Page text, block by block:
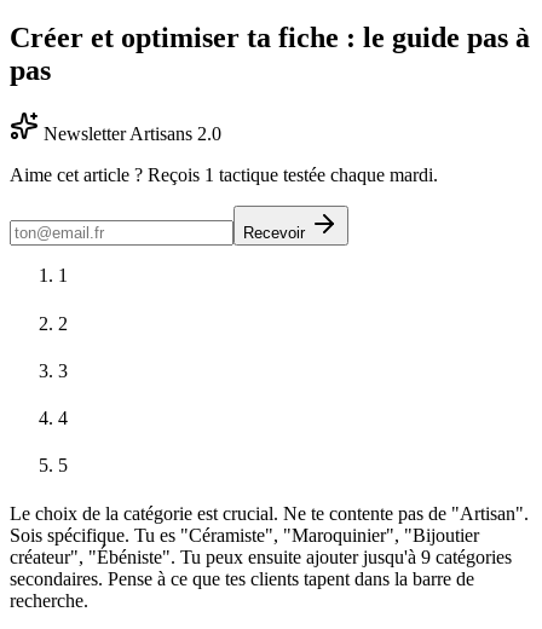
Créer et optimiser ta fiche : le guide pas à
pas
Newsletter Artisans 2.0
Aime cet article ? Reçois 1 tactique testée chaque mardi.
Recevoir
1
2
3
4
5
Le choix de la catégorie est crucial. Ne te contente pas de "Artisan".
Sois spécifique. Tu es "Céramiste", "Maroquinier", "Bijoutier
créateur", "Ébéniste". Tu peux ensuite ajouter jusqu'à 9 catégories
secondaires. Pense à ce que tes clients tapent dans la barre de
recherche.